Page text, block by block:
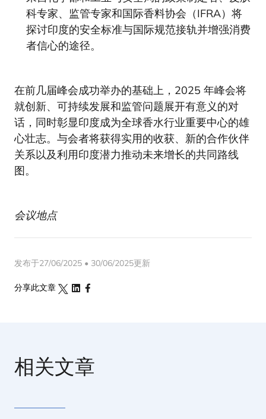
科专家、监管专家和国际香料协会（IFRA）将
探讨印度的安全标准与国际规范接轨并增强消费
者信心的途径。
在前几届峰会成功举办的基础上，2025 年峰会将
就创新、可持续发展和监管问题展开有意义的对
话，同时彰显印度成为全球香水行业重要中心的雄
心壮志。与会者将获得实用的收获、新的合作伙伴
关系以及利用印度潜力推动未来增长的共同路线
图。
会议地点
发布于27/06/2025 • 30/06/2025更新
分享此文章
相关文章